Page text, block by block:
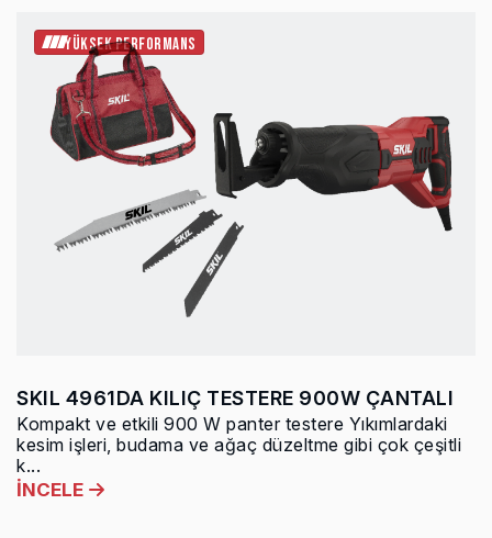
YÜKSEK PERFORMANS
SKIL 4961DA KILIÇ TESTERE 900W ÇANTALI
Kompakt ve etkili 900 W panter testere Yıkımlardaki
kesim işleri, budama ve ağaç düzeltme gibi çok çeşitli
k...
İNCELE